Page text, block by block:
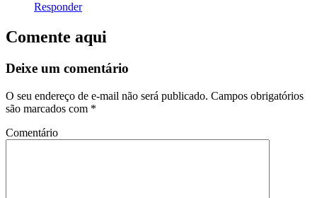
Responder
Comente aqui
Deixe um comentário
O seu endereço de e-mail não será publicado. Campos obrigatórios
são marcados com *
Comentário